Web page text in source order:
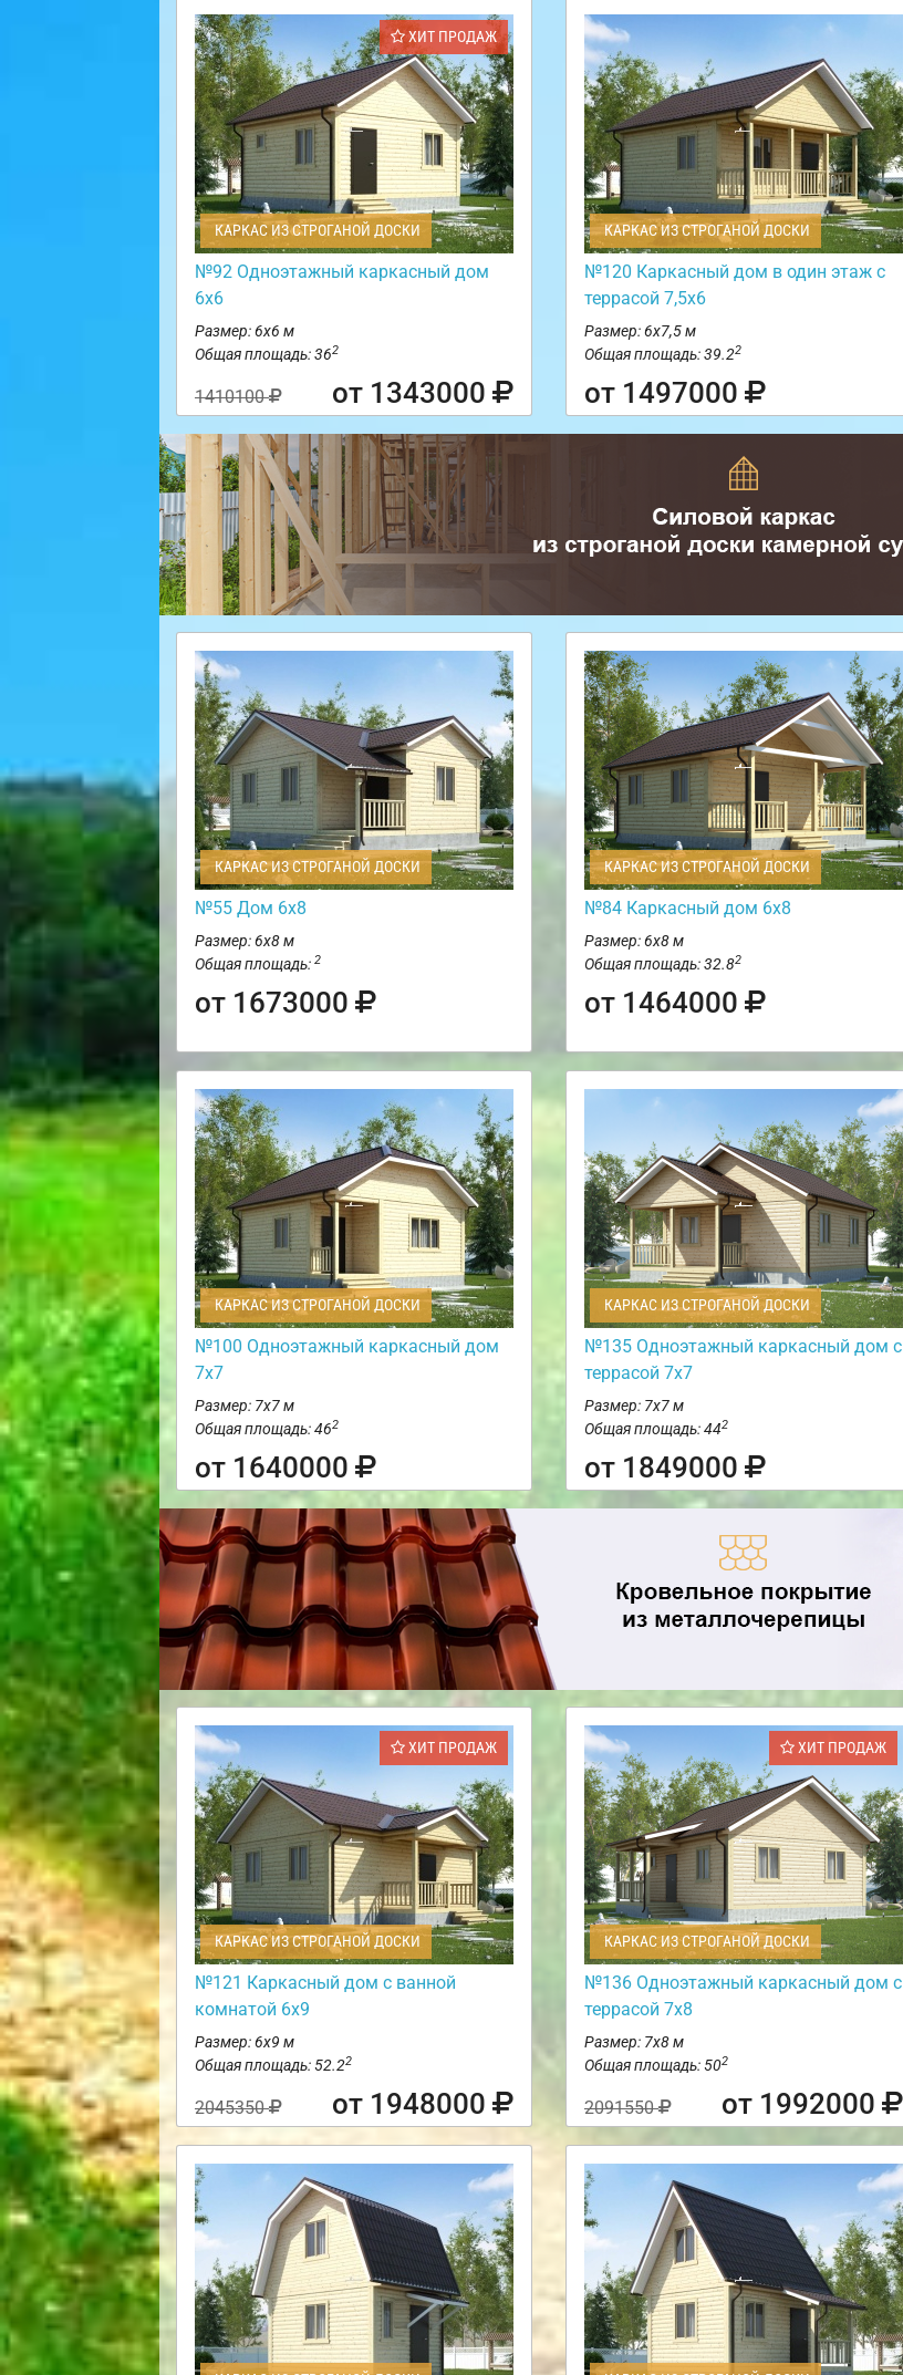
ХИТ ПРОДАЖ
КАРКАС ИЗ СТРОГАНОЙ ДОСКИ
№92 Одноэтажный каркасный дом
6х6
Размер: 6х6 м
Общая площадь: 362
1410100 от 1343000
КАРКАС ИЗ СТРОГАНОЙ ДОСКИ
№120 Каркасный дом в один этаж с
террасой 7,5х6
Размер: 6х7,5 м
Общая площадь: 39.22
от 1497000
КАРКАС ИЗ СТРОГАНОЙ ДОСКИ
№55 Дом 6х8
Размер: 6х8 м
Общая площадь: 2
от 1673000
КАРКАС ИЗ СТРОГАНОЙ ДОСКИ
№84 Каркасный дом 6х8
Размер: 6х8 м
Общая площадь: 32.82
от 1464000
КАРКАС ИЗ СТРОГАНОЙ ДОСКИ
№100 Одноэтажный каркасный дом
7х7
Размер: 7х7 м
Общая площадь: 462
от 1640000
КАРКАС ИЗ СТРОГАНОЙ ДОСКИ
№135 Одноэтажный каркасный дом с
террасой 7х7
Размер: 7х7 м
Общая площадь: 442
от 1849000
ХИТ ПРОДАЖ
КАРКАС ИЗ СТРОГАНОЙ ДОСКИ
№121 Каркасный дом с ванной
комнатой 6х9
Размер: 6х9 м
Общая площадь: 52.22
2045350 от 1948000
ХИТ ПРОДАЖ
КАРКАС ИЗ СТРОГАНОЙ ДОСКИ
№136 Одноэтажный каркасный дом с
террасой 7х8
Размер: 7х8 м
Общая площадь: 502
2091550 от 1992000